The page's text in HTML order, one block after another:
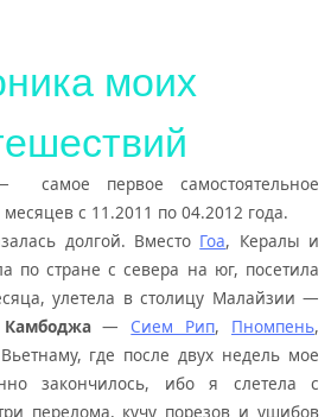
моих
первое самостоятельное
с 11.2011 по 04.2012 года.
долгой. Вместо Гоа, Кералы и
по стране с севера на юг, посетила
улетела в столицу Малайзии —
Камбоджа— Сием Рип, Пномпень,
где после двух недель мое
закончилось, ибо я слетела с
перелома, кучу порезов и ушибов